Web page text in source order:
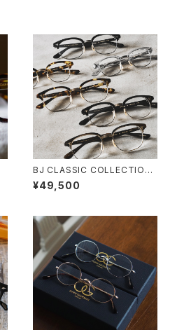
BJ CLASSIC COLLECTION
S-702 ブロー サーモント BJク
ラシック 3サイズ展開 45 48 5
¥49,500